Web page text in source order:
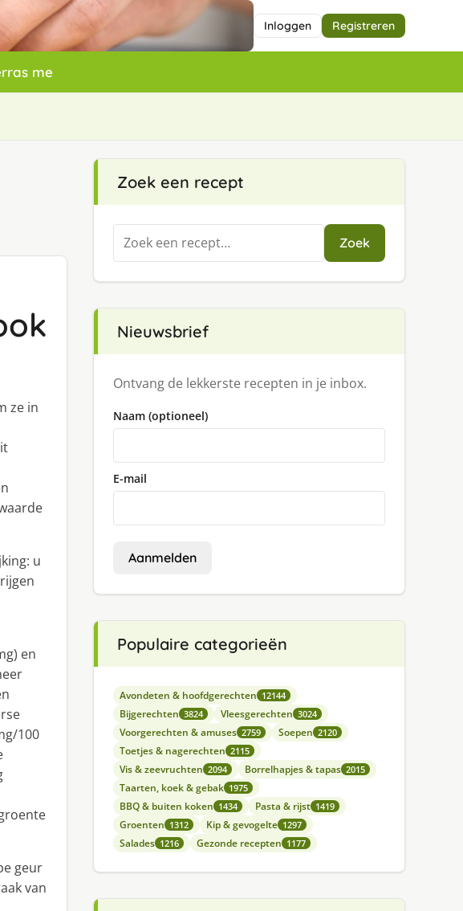
Inloggen Registreren
me
ze in
u
en
100
geur
van
Zoek een recept
Zoeken
naar:
Zoek
Nieuwsbrief
Ontvang de lekkerste recepten in je inbox.
Naam (optioneel)
E-mail
Aanmelden
Populaire categorieën
Avondeten & hoofdgerechten 12144
Bijgerechten 3824 Vleesgerechten 3024
Voorgerechten & amuses 2759 Soepen 2120
Toetjes & nagerechten 2115
Vis & zeevruchten 2094 Borrelhapjes & tapas 2015
Taarten, koek & gebak 1975
BBQ & buiten koken 1434 Pasta & rijst 1419
Groenten 1312 Kip & gevogelte 1297
Salades 1216 Gezonde recepten 1177